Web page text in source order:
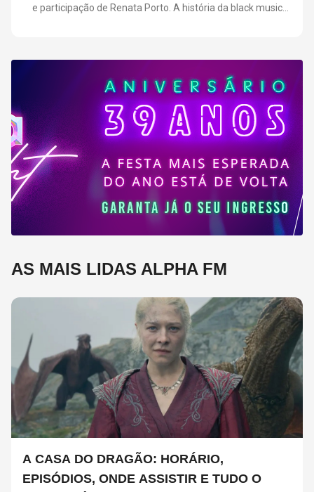
e participação de Renata Porto. A história da black music
AS MAIS LIDAS ALPHA FM
A CASA DO DRAGÃO: HORÁRIO,
EPISÓDIOS, ONDE ASSISTIR E TUDO O